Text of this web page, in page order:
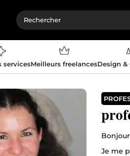
servicesMeilleurs freelancesDesign &
Je me